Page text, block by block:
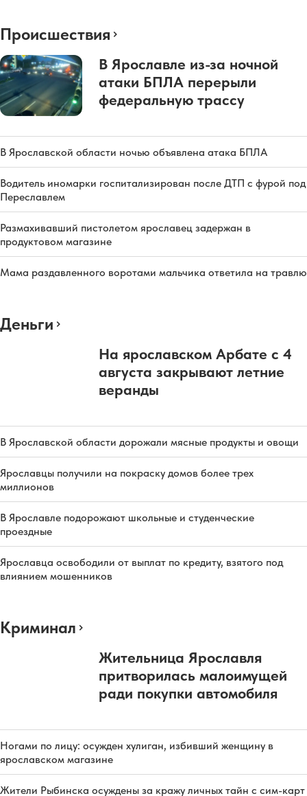
Происшествия
В Ярославле из-за ночной
атаки БПЛА перерыли
федеральную трассу
В Ярославской области ночью объявлена атака БПЛА
Водитель иномарки госпитализирован после ДТП с фурой под
Переславлем
Размахивавший пистолетом ярославец задержан в
продуктовом магазине
Мама раздавленного воротами мальчика ответила на травлю
Деньги
На ярославском Арбате с 4
августа закрывают летние
веранды
В Ярославской области дорожали мясные продукты и овощи
Ярославцы получили на покраску домов более трех
миллионов
В Ярославле подорожают школьные и студенческие
проездные
Ярославца освободили от выплат по кредиту, взятого под
влиянием мошенников
Криминал
Жительница Ярославля
притворилась малоимущей
ради покупки автомобиля
Ногами по лицу: осужден хулиган, избивший женщину в
ярославском магазине
Жители Рыбинска осуждены за кражу личных тайн с сим-карт